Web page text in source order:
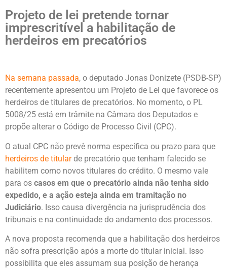
Projeto de lei pretende tornar
imprescritível a habilitação de
herdeiros em precatórios
Na semana passada, o deputado Jonas Donizete (PSDB-SP)
recentemente apresentou um Projeto de Lei que favorece os
herdeiros de titulares de precatórios. No momento, o PL
5008/25 está em trâmite na Câmara dos Deputados e
propõe alterar o Código de Processo Civil (CPC).
O atual CPC não prevê norma específica ou prazo para que
herdeiros de titularde precatório que tenham falecido se
habilitem como novos titulares do crédito. O mesmo vale
para os casos em que o precatório ainda não tenha sido
expedido, e a ação esteja ainda em tramitação no
Judiciário. Isso causa divergência na jurisprudência dos
tribunais e na continuidade do andamento dos processos.
A nova proposta recomenda que a habilitação dos herdeiros
não sofra prescrição após a morte do titular inicial. Isso
possibilita que eles assumam sua posição de herança